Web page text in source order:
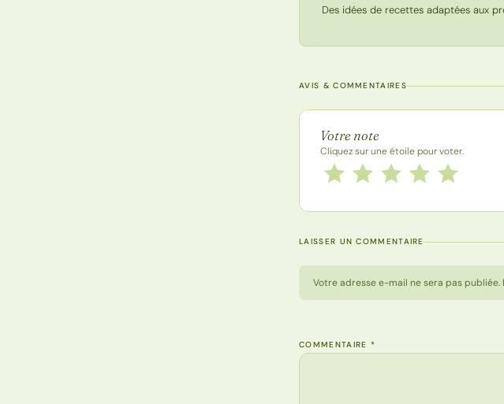
Des idées de recettes adaptées aux
AVIS & COMMENTAIRES
Note de la recette
Votre note
Cliquez sur une étoile pour voter.
Notez cette recette de 1 à 5
5 étoiles
4 étoiles
3 étoiles
2 étoiles
1 étoile
LAISSER UN COMMENTAIRE
Votre adresse e-mail ne sera pas
COMMENTAIRE *